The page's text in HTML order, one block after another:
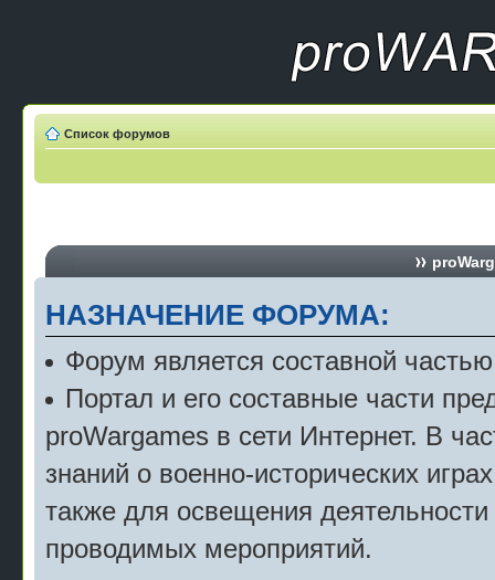
Список форумов
НАЗНАЧЕНИЕ ФОРУМА:
Форум является составной
Портал и его составные части
proWargames в сети Интернет. В
знаний о военно-исторических
также для освещения
проводимых мероприятий.